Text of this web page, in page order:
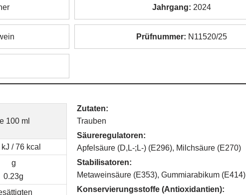
Jahrgang: 2024
Prüfnummer: N11520/25
100 ml
/ 76 kcal
g
0.23g
Zutaten:
Trauben
Säureregulatoren:
Apfelsäure (D,L-;L-) (E296), Milchsäure (E270)
Stabilisatoren:
Metaweinsäure (E353), Gummiarabikum (E414)
Konservierungsstoffe (Antioxidantien):